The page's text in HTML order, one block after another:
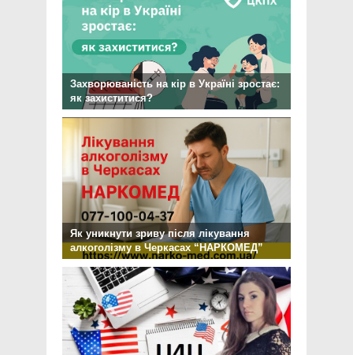
Захворюваність на кір в Україні зростає:
як захиститися?
Як уникнути зриву після лікування
алкоголізму в Черкасах “НАРКОМЕД”